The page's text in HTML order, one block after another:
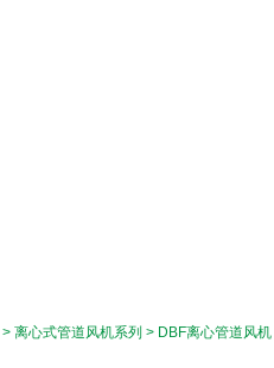
> 离心式管道风机系列 > DBF离心管道风机